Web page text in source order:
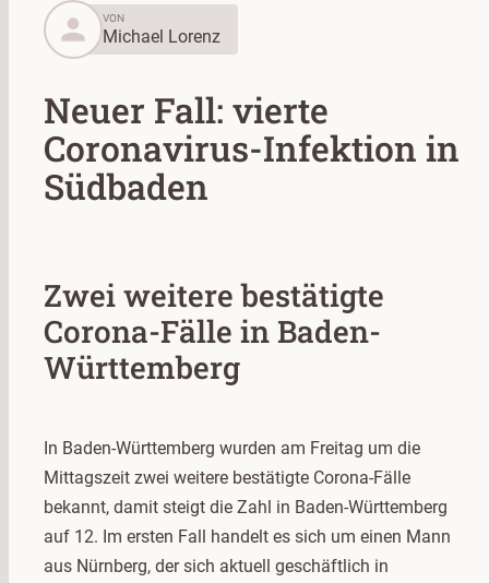
person
VON
Michael Lorenz
Neuer Fall: vierte
Coronavirus-Infektion in
Südbaden
Zwei weitere bestätigte
Corona-Fälle in Baden-
Württemberg
In Baden-Württemberg wurden am Freitag um die
Mittagszeit zwei weitere bestätigte Corona-Fälle
bekannt, damit steigt die Zahl in Baden-Württemberg
auf 12. Im ersten Fall handelt es sich um einen Mann
aus Nürnberg, der sich aktuell geschäftlich in